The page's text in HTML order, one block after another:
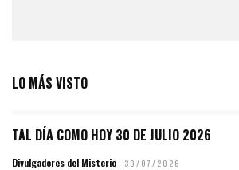
LO MÁS VISTO
TAL DÍA COMO HOY 30 DE JULIO 2026
Divulgadores del Misterio 30/07/2026